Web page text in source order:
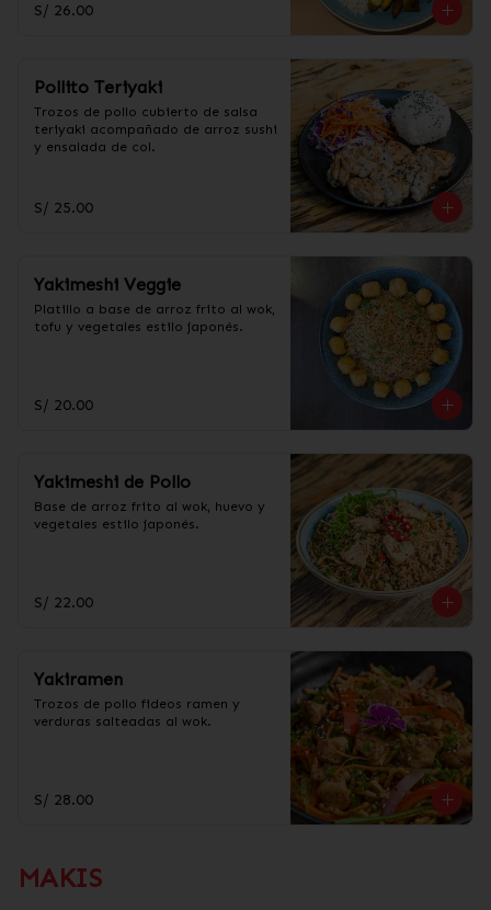
S/ 26.00
Pollito Teriyaki
Trozos de pollo cubierto de salsa
teriyaki acompañado de arroz sushi
y ensalada de col.
S/ 25.00
Yakimeshi Veggie
Platillo a base de arroz frito al wok,
tofu y vegetales estilo japonés.
S/ 20.00
Yakimeshi de Pollo
Base de arroz frito al wok, huevo y
vegetales estilo japonés.
S/ 22.00
Yakiramen
Trozos de pollo fideos ramen y
verduras salteadas al wok.
S/ 28.00
MAKIS